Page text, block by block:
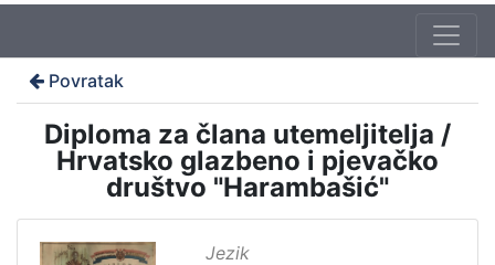
Povratak
Diploma za člana utemeljitelja /
Hrvatsko glazbeno i pjevačko
društvo "Harambašić"
Jezik